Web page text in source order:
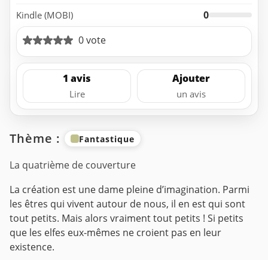
Kindle (MOBI)
0
0 vote
1 avis
Lire
Ajouter
un avis
Thème : Fantastique
La quatrième de couverture
La création est une dame pleine d’imagination. Parmi
les êtres qui vivent autour de nous, il en est qui sont
tout petits. Mais alors vraiment tout petits ! Si petits
que les elfes eux-mêmes ne croient pas en leur
existence.